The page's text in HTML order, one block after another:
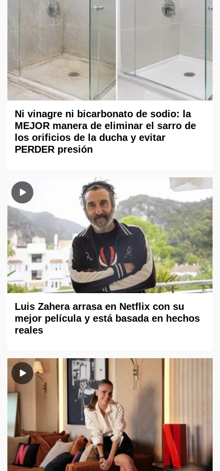
Ni vinagre ni bicarbonato de sodio: la
MEJOR manera de eliminar el sarro de
los orificios de la ducha y evitar
PERDER presión
Luis Zahera arrasa en Netflix con su
mejor película y está basada en hechos
reales